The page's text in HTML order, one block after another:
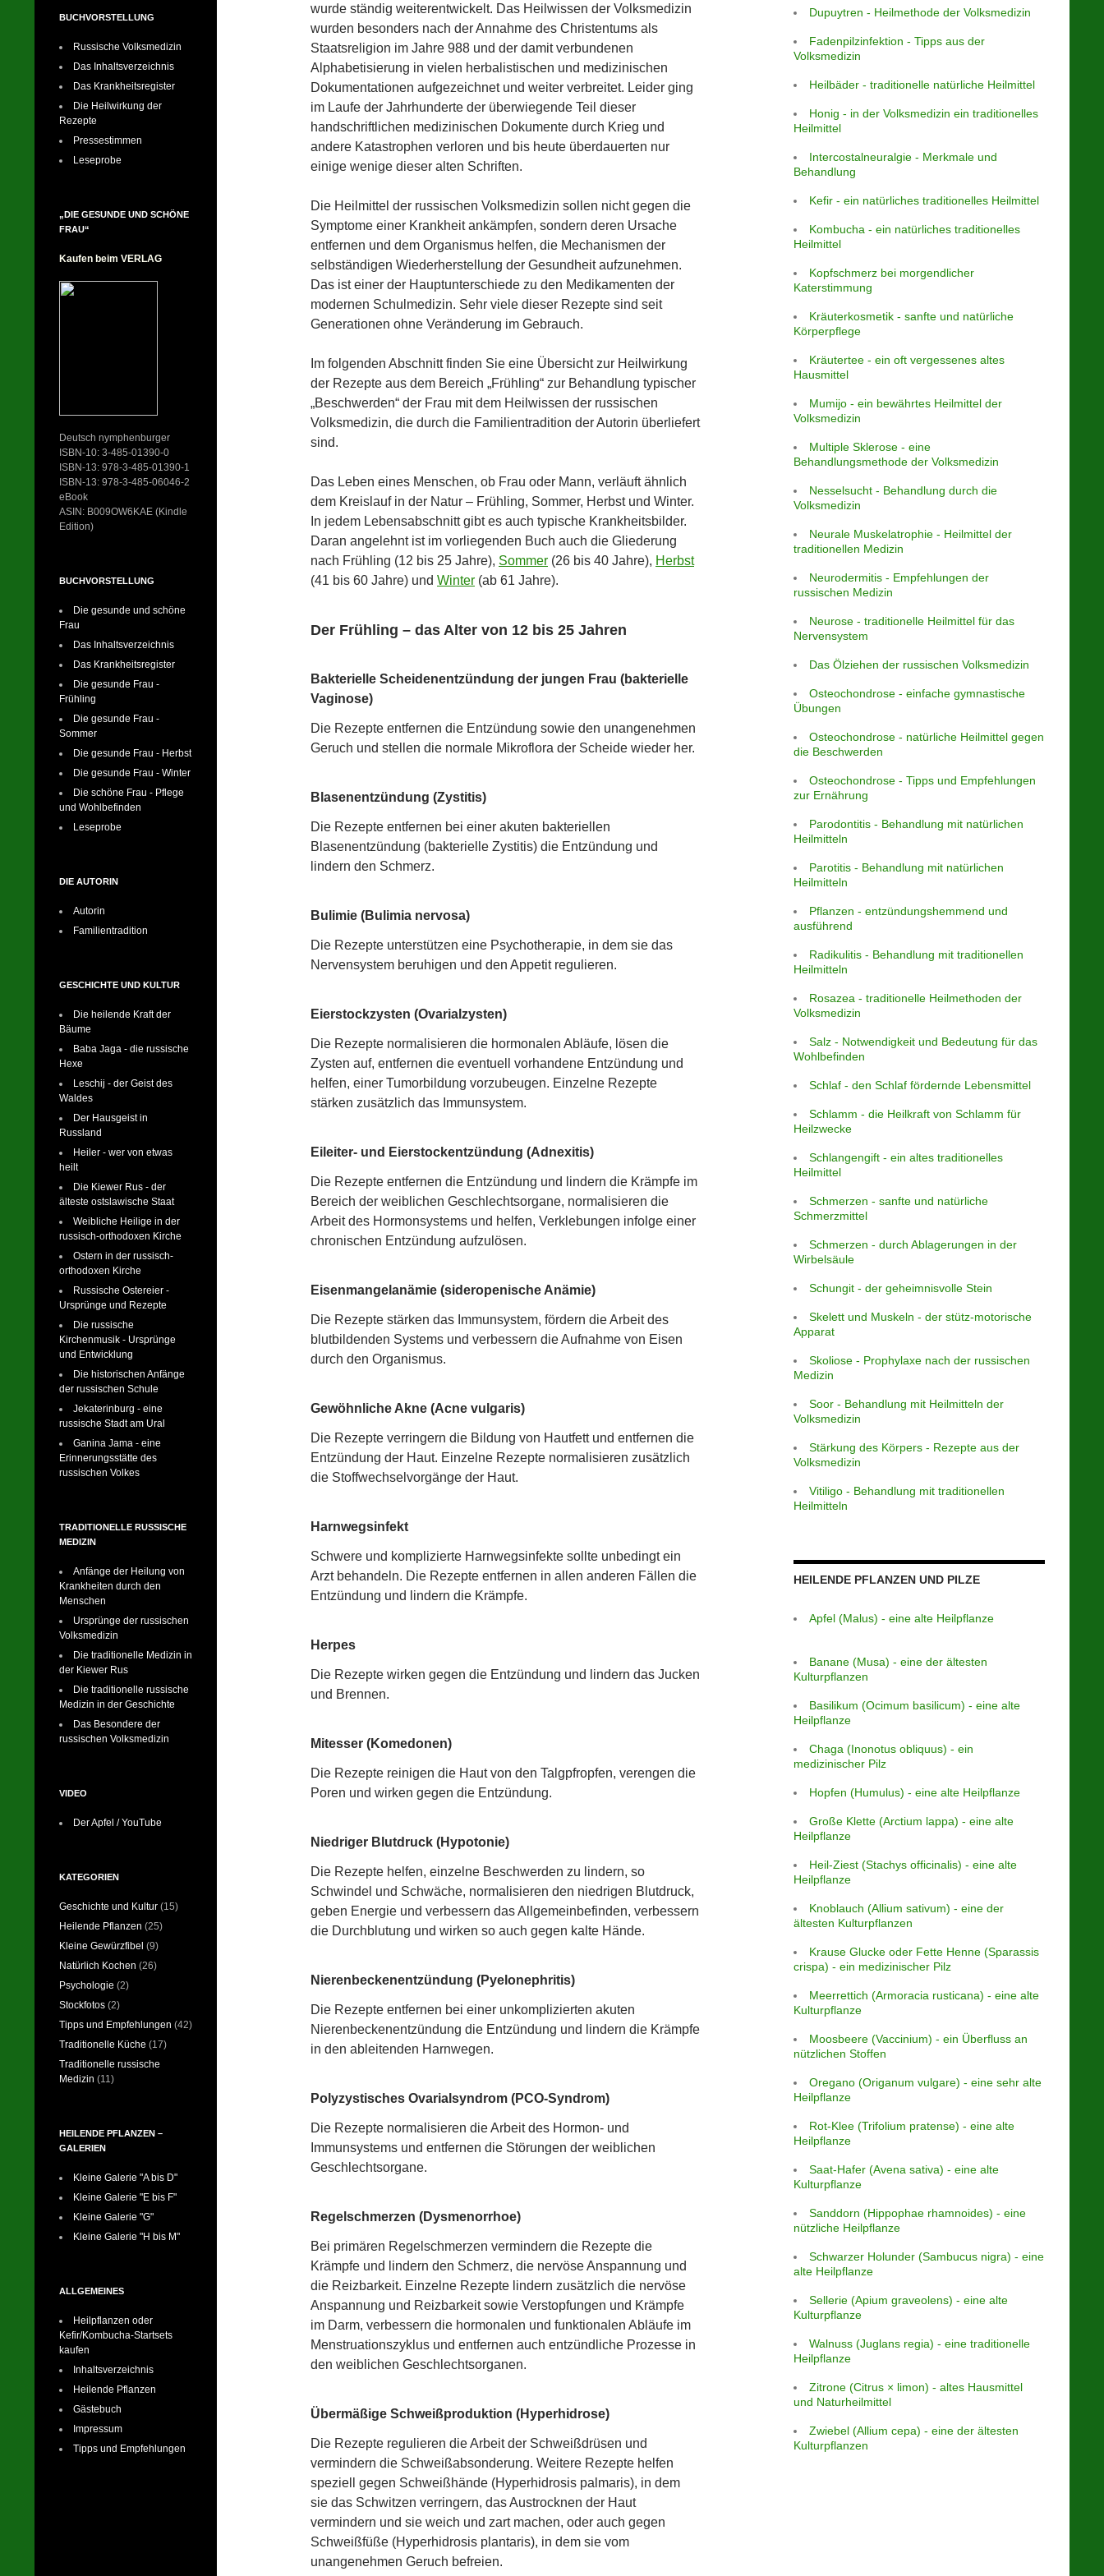
wurde ständig weiterentwickelt. Das Heilwissen der Volksmedizin
wurden besonders nach der Annahme des Christentums als
Staatsreligion im Jahre 988 und der damit verbundenen
Alphabetisierung in vielen herbalistischen und medizinischen
Dokumentationen aufgezeichnet und weiter verbreitet. Leider ging
im Laufe der Jahrhunderte der überwiegende Teil dieser
handschriftlichen medizinischen Dokumente durch Krieg und
andere Katastrophen verloren und bis heute überdauerten nur
einige wenige dieser alten Schriften.
Die Heilmittel der russischen Volksmedizin sollen nicht gegen die
Symptome einer Krankheit ankämpfen, sondern deren Ursache
entfernen und dem Organismus helfen, die Mechanismen der
selbständigen Wiederherstellung der Gesundheit aufzunehmen.
Das ist einer der Hauptunterschiede zu den Medikamenten der
modernen Schulmedizin. Sehr viele dieser Rezepte sind seit
Generationen ohne Veränderung im Gebrauch.
Im folgenden Abschnitt finden Sie eine Übersicht zur Heilwirkung
der Rezepte aus dem Bereich „Frühling“ zur Behandlung typischer
„Beschwerden“ der Frau mit dem Heilwissen der russischen
Volksmedizin, die durch die Familientradition der Autorin überliefert
sind.
Das Leben eines Menschen, ob Frau oder Mann, verläuft ähnlich
dem Kreislauf in der Natur – Frühling, Sommer, Herbst und Winter.
In jedem Lebensabschnitt gibt es auch typische Krankheitsbilder.
Daran angelehnt ist im vorliegenden Buch auch die Gliederung
nach Frühling (12 bis 25 Jahre), Sommer (26 bis 40 Jahre), Herbst
(41 bis 60 Jahre) und Winter (ab 61 Jahre).
Der Frühling – das Alter von 12 bis 25 Jahren
Bakterielle Scheidenentzündung der jungen Frau (bakterielle
Vaginose)
Die Rezepte entfernen die Entzündung sowie den unangenehmen
Geruch und stellen die normale Mikroflora der Scheide wieder her.
Blasenentzündung (Zystitis)
Die Rezepte entfernen bei einer akuten bakteriellen
Blasenentzündung (bakterielle Zystitis) die Entzündung und
lindern den Schmerz.
Bulimie (Bulimia nervosa)
Die Rezepte unterstützen eine Psychotherapie, in dem sie das
Nervensystem beruhigen und den Appetit regulieren.
Eierstockzysten (Ovarialzysten)
Die Rezepte normalisieren die hormonalen Abläufe, lösen die
Zysten auf, entfernen die eventuell vorhandene Entzündung und
helfen, einer Tumorbildung vorzubeugen. Einzelne Rezepte
stärken zusätzlich das Immunsystem.
Eileiter- und Eierstockentzündung (Adnexitis)
Die Rezepte entfernen die Entzündung und lindern die Krämpfe im
Bereich der weiblichen Geschlechtsorgane, normalisieren die
Arbeit des Hormonsystems und helfen, Verklebungen infolge einer
chronischen Entzündung aufzulösen.
Eisenmangelanämie (sideropenische Anämie)
Die Rezepte stärken das Immunsystem, fördern die Arbeit des
blutbildenden Systems und verbessern die Aufnahme von Eisen
durch den Organismus.
Gewöhnliche Akne (Acne vulgaris)
Die Rezepte verringern die Bildung von Hautfett und entfernen die
Entzündung der Haut. Einzelne Rezepte normalisieren zusätzlich
die Stoffwechselvorgänge der Haut.
Harnwegsinfekt
Schwere und komplizierte Harnwegsinfekte sollte unbedingt ein
Arzt behandeln. Die Rezepte entfernen in allen anderen Fällen die
Entzündung und lindern die Krämpfe.
Herpes
Die Rezepte wirken gegen die Entzündung und lindern das Jucken
und Brennen.
Mitesser (Komedonen)
Die Rezepte reinigen die Haut von den Talgpfropfen, verengen die
Poren und wirken gegen die Entzündung.
Niedriger Blutdruck (Hypotonie)
Die Rezepte helfen, einzelne Beschwerden zu lindern, so
Schwindel und Schwäche, normalisieren den niedrigen Blutdruck,
geben Energie und verbessern das Allgemeinbefinden, verbessern
die Durchblutung und wirken so auch gegen kalte Hände.
Nierenbeckenentzündung (Pyelonephritis)
Die Rezepte entfernen bei einer unkomplizierten akuten
Nierenbeckenentzündung die Entzündung und lindern die Krämpfe
in den ableitenden Harnwegen.
Polyzystisches Ovarialsyndrom (PCO-Syndrom)
Die Rezepte normalisieren die Arbeit des Hormon- und
Immunsystems und entfernen die Störungen der weiblichen
Geschlechtsorgane.
Regelschmerzen (Dysmenorrhoe)
Bei primären Regelschmerzen vermindern die Rezepte die
Krämpfe und lindern den Schmerz, die nervöse Anspannung und
die Reizbarkeit. Einzelne Rezepte lindern zusätzlich die nervöse
Anspannung und Reizbarkeit sowie Verstopfungen und Krämpfe
im Darm, verbessern die hormonalen und funktionalen Abläufe im
Menstruationszyklus und entfernen auch entzündliche Prozesse in
den weiblichen Geschlechtsorganen.
Übermäßige Schweißproduktion (Hyperhidrose)
Die Rezepte regulieren die Arbeit der Schweißdrüsen und
vermindern die Schweißabsonderung. Weitere Rezepte helfen
speziell gegen Schweißhände (Hyperhidrosis palmaris), in dem
sie das Schwitzen verringern, das Austrocknen der Haut
vermindern und sie weich und zart machen, oder auch gegen
Schweißfüße (Hyperhidrosis plantaris), in dem sie vom
unangenehmen Geruch befreien.
Dupuytren - Heilmethode der Volksmedizin
Fadenpilzinfektion - Tipps aus der
Volksmedizin
Heilbäder - traditionelle natürliche Heilmittel
Honig - in der Volksmedizin ein traditionelles
Heilmittel
Intercostalneuralgie - Merkmale und
Behandlung
Kefir - ein natürliches traditionelles Heilmittel
Kombucha - ein natürliches traditionelles
Heilmittel
Kopfschmerz bei morgendlicher
Katerstimmung
Kräuterkosmetik - sanfte und natürliche
Körperpflege
Kräutertee - ein oft vergessenes altes
Hausmittel
Mumijo - ein bewährtes Heilmittel der
Volksmedizin
Multiple Sklerose - eine
Behandlungsmethode der Volksmedizin
Nesselsucht - Behandlung durch die
Volksmedizin
Neurale Muskelatrophie - Heilmittel der
traditionellen Medizin
Neurodermitis - Empfehlungen der
russischen Medizin
Neurose - traditionelle Heilmittel für das
Nervensystem
Das Ölziehen der russischen Volksmedizin
Osteochondrose - einfache gymnastische
Übungen
Osteochondrose - natürliche Heilmittel gegen
die Beschwerden
Osteochondrose - Tipps und Empfehlungen
zur Ernährung
Parodontitis - Behandlung mit natürlichen
Heilmitteln
Parotitis - Behandlung mit natürlichen
Heilmitteln
Pflanzen - entzündungshemmend und
ausführend
Radikulitis - Behandlung mit traditionellen
Heilmitteln
Rosazea - traditionelle Heilmethoden der
Volksmedizin
Salz - Notwendigkeit und Bedeutung für das
Wohlbefinden
Schlaf - den Schlaf fördernde Lebensmittel
Schlamm - die Heilkraft von Schlamm für
Heilzwecke
Schlangengift - ein altes traditionelles
Heilmittel
Schmerzen - sanfte und natürliche
Schmerzmittel
Schmerzen - durch Ablagerungen in der
Wirbelsäule
Schungit - der geheimnisvolle Stein
Skelett und Muskeln - der stütz-motorische
Apparat
Skoliose - Prophylaxe nach der russischen
Medizin
Soor - Behandlung mit Heilmitteln der
Volksmedizin
Stärkung des Körpers - Rezepte aus der
Volksmedizin
Vitiligo - Behandlung mit traditionellen
Heilmitteln
HEILENDE PFLANZEN UND PILZE
Apfel (Malus) - eine alte Heilpflanze
Banane (Musa) - eine der ältesten
Kulturpflanzen
Basilikum (Ocimum basilicum) - eine alte
Heilpflanze
Chaga (Inonotus obliquus) - ein
medizinischer Pilz
Hopfen (Humulus) - eine alte Heilpflanze
Große Klette (Arctium lappa) - eine alte
Heilpflanze
Heil-Ziest (Stachys officinalis) - eine alte
Heilpflanze
Knoblauch (Allium sativum) - eine der
ältesten Kulturpflanzen
Krause Glucke oder Fette Henne (Sparassis
crispa) - ein medizinischer Pilz
Meerrettich (Armoracia rusticana) - eine alte
Kulturpflanze
Moosbeere (Vaccinium) - ein Überfluss an
nützlichen Stoffen
Oregano (Origanum vulgare) - eine sehr alte
Heilpflanze
Rot-Klee (Trifolium pratense) - eine alte
Heilpflanze
Saat-Hafer (Avena sativa) - eine alte
Kulturpflanze
Sanddorn (Hippophae rhamnoides) - eine
nützliche Heilpflanze
Schwarzer Holunder (Sambucus nigra) - eine
alte Heilpflanze
Sellerie (Apium graveolens) - eine alte
Kulturpflanze
Walnuss (Juglans regia) - eine traditionelle
Heilpflanze
Zitrone (Citrus × limon) - altes Hausmittel
und Naturheilmittel
Zwiebel (Allium cepa) - eine der ältesten
Kulturpflanzen
BUCHVORSTELLUNG
Russische Volksmedizin
Das Inhaltsverzeichnis
Das Krankheitsregister
Die Heilwirkung der
Rezepte
Pressestimmen
Leseprobe
„DIE GESUNDE UND SCHÖNE
FRAU“
Kaufen beim VERLAG
Deutsch nymphenburger
ISBN-10: 3-485-01390-0
ISBN-13: 978-3-485-01390-1
ISBN-13: 978-3-485-06046-2
eBook
ASIN: B009OW6KAE (Kindle
Edition)
BUCHVORSTELLUNG
Die gesunde und schöne
Frau
Das Inhaltsverzeichnis
Das Krankheitsregister
Die gesunde Frau -
Frühling
Die gesunde Frau -
Sommer
Die gesunde Frau - Herbst
Die gesunde Frau - Winter
Die schöne Frau - Pflege
und Wohlbefinden
Leseprobe
DIE AUTORIN
Autorin
Familientradition
GESCHICHTE UND KULTUR
Die heilende Kraft der
Bäume
Baba Jaga - die russische
Hexe
Leschij - der Geist des
Waldes
Der Hausgeist in
Russland
Heiler - wer von etwas
heilt
Die Kiewer Rus - der
älteste ostslawische Staat
Weibliche Heilige in der
russisch-orthodoxen Kirche
Ostern in der russisch-
orthodoxen Kirche
Russische Ostereier -
Ursprünge und Rezepte
Die russische
Kirchenmusik - Ursprünge
und Entwicklung
Die historischen Anfänge
der russischen Schule
Jekaterinburg - eine
russische Stadt am Ural
Ganina Jama - eine
Erinnerungsstätte des
russischen Volkes
TRADITIONELLE RUSSISCHE
MEDIZIN
Anfänge der Heilung von
Krankheiten durch den
Menschen
Ursprünge der russischen
Volksmedizin
Die traditionelle Medizin in
der Kiewer Rus
Die traditionelle russische
Medizin in der Geschichte
Das Besondere der
russischen Volksmedizin
VIDEO
Der Apfel / YouTube
KATEGORIEN
Geschichte und Kultur (15)
Heilende Pflanzen (25)
Kleine Gewürzfibel (9)
Natürlich Kochen (26)
Psychologie (2)
Stockfotos (2)
Tipps und Empfehlungen (42)
Traditionelle Küche (17)
Traditionelle russische
Medizin (11)
HEILENDE PFLANZEN –
GALERIEN
Kleine Galerie "A bis D"
Kleine Galerie "E bis F"
Kleine Galerie "G"
Kleine Galerie "H bis M"
ALLGEMEINES
Heilpflanzen oder
Kefir/Kombucha-Startsets
kaufen
Inhaltsverzeichnis
Heilende Pflanzen
Gästebuch
Impressum
Tipps und Empfehlungen